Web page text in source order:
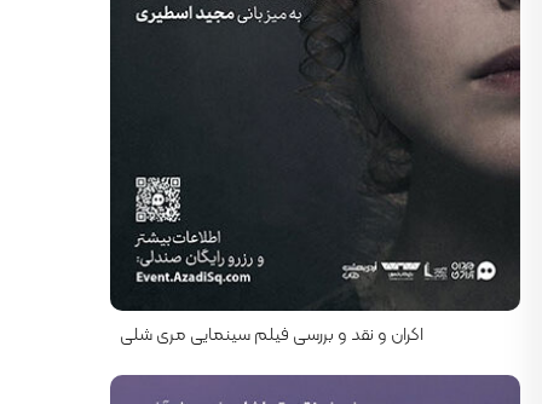
کارگردان: حیفا المنصور
اکران و نقد و بررسی فیلم سینمایی مری شلی